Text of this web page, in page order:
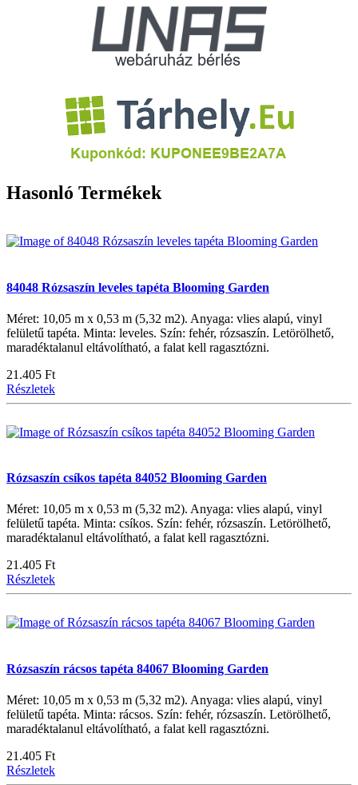
Hasonló Termékek
84048 Rózsaszín leveles tapéta Blooming Garden
Méret: 10,05 m x 0,53 m (5,32 m2). Anyaga: vlies alapú, vinyl
felületű tapéta. Minta: leveles. Szín: fehér, rózsaszín. Letörölhető,
maradéktalanul eltávolítható, a falat kell ragasztózni.
21.405 Ft
Részletek
Rózsaszín csíkos tapéta 84052 Blooming Garden
Méret: 10,05 m x 0,53 m (5,32 m2). Anyaga: vlies alapú, vinyl
felületű tapéta. Minta: csíkos. Szín: fehér, rózsaszín. Letörölhető,
maradéktalanul eltávolítható, a falat kell ragasztózni.
21.405 Ft
Részletek
Rózsaszín rácsos tapéta 84067 Blooming Garden
Méret: 10,05 m x 0,53 m (5,32 m2). Anyaga: vlies alapú, vinyl
felületű tapéta. Minta: rácsos. Szín: fehér, rózsaszín. Letörölhető,
maradéktalanul eltávolítható, a falat kell ragasztózni.
21.405 Ft
Részletek